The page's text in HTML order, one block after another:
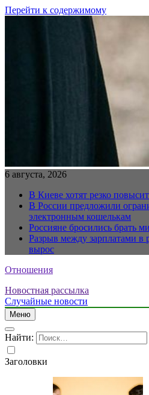
Перейти к содержимому
6 августа, 2026
В Киеве хотят резко
В России предложили
электронным кошелькам
Россияне бросились брать
Разрыв между зарплатами в
вырос
Отношения
Новостная рассылка
Случайные новости
Меню
Найти:
Заголовки